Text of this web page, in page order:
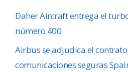
Daher Aircraft entrega el
número 400
Airbus se adjudica el
comunicaciones seguras